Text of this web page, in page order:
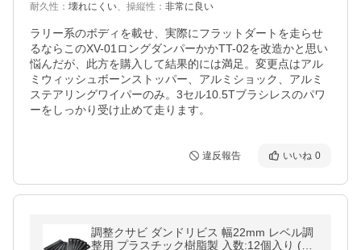
耐久性 ： 壊れにくい、 操縦性 ： 非常に良い
ラリー系のボディを載せ、実際にフラットダートを走らせ
るならこのXV-01ロングダンパーかかTT-02を改造かと思い
悩んだが、此方を購入して結果的には満足。変更点はアル
ミウィッシュボーンストッパー、アルミショック、アルミ
ステアリングワイパーのみ。3セル10.5Tブラシレスのパワ
ーをしっかり受け止めて走ります。
違反報告 いいね 0
調整クサビ ダンドリビス 幅22mm レベル調
整用 プラスチック樹脂製 入数:12個入り (ゆ